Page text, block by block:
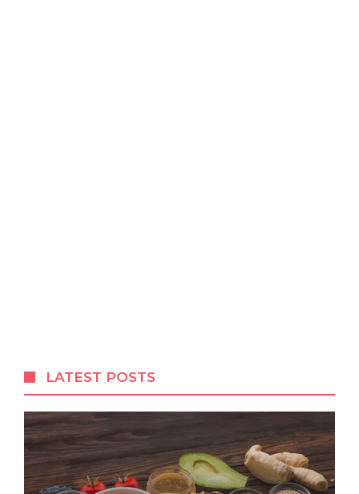
LATEST POSTS